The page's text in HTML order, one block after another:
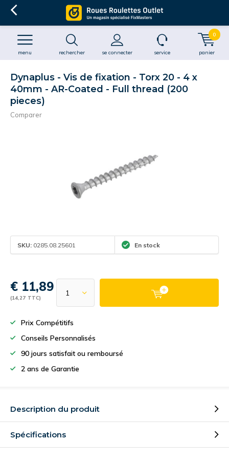
rechercher se connecter
menu service panier
0
Dynaplus - Vis de fixation - Torx 20 - 4 x
40mm - AR-Coated - Full thread (200
pieces)
Comparer
SKU: 0285.08.25601 En stock
€ 11,89
(14,27 TTC)
Prix Compétitifs
Conseils Personnalisés
90 jours satisfait ou remboursé
2 ans de Garantie
Description du produit
Spécifications